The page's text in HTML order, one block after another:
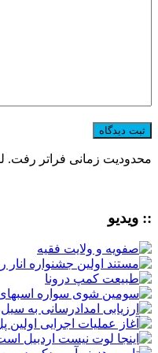
محدودیت زمانی فراتر رفت.
:: ویدیو